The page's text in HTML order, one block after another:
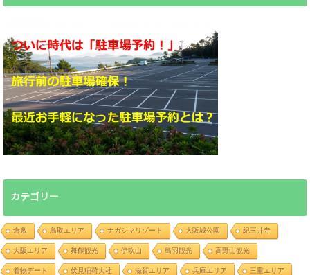
カテゴリー
倉敷 鳥取エリア ナガシマリゾート 大阪城公園 紀三井寺
大阪エリア 舞鶴観光 伊吹山 鳥羽観光 高野山観光
着物デート 伏見稲荷大社 滋賀エリア 兵庫エリア 三重エリア